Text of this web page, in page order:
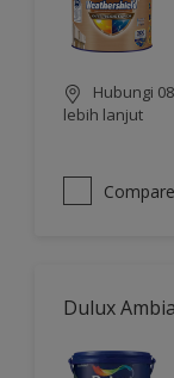
Hubungi
lebih lanjut
Compare
Dulux